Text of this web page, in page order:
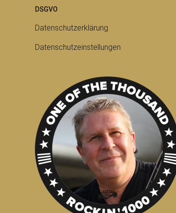
DSGVO
Datenschutzerklärung
Datenschutzeinstellungen